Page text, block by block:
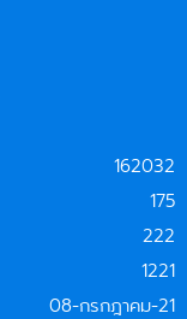
162032
175
222
1221
08-กรกฎาคม-21